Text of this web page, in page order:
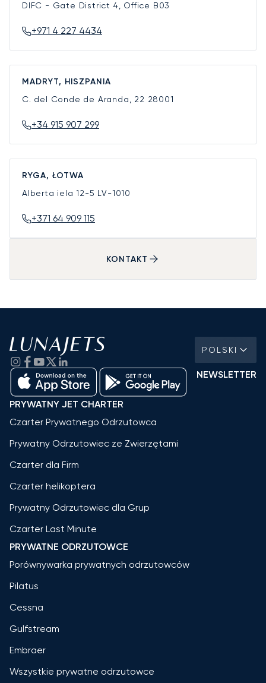
DIFC - Gate District 4, Office B03
+971 4 227 4434
MADRYT, HISZPANIA
C. del Conde de Aranda, 22 28001
+34 915 907 299
RYGA, ŁOTWA
Alberta iela 12-5 LV-1010
+371 64 909 115
KONTAKT
POLSKI
NEWSLETTER
PRYWATNY JET CHARTER
Czarter Prywatnego Odrzutowca
Prywatny Odrzutowiec ze Zwierzętami
Czarter dla Firm
Czarter helikoptera
Prywatny Odrzutowiec dla Grup
Czarter Last Minute
PRYWATNE ODRZUTOWCE
Porównywarka prywatnych odrzutowców
Pilatus
Cessna
Gulfstream
Embraer
Wszystkie prywatne odrzutowce